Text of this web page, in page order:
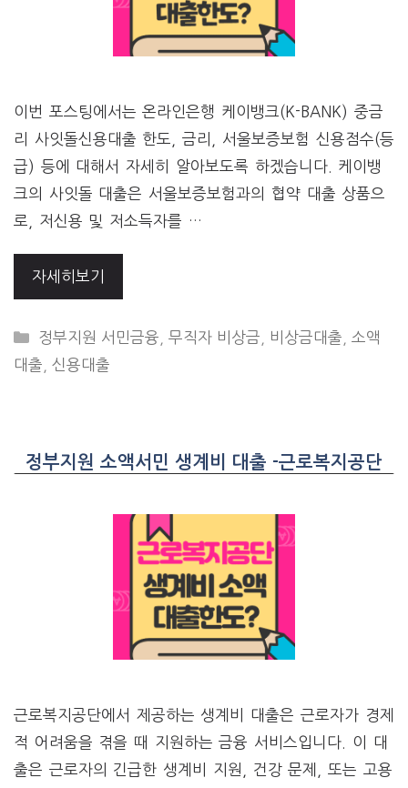
이번 포스팅에서는 온라인은행 케이뱅크(K-BANK) 중금
리 사잇돌신용대출 한도, 금리, 서울보증보험 신용점수(등
급) 등에 대해서 자세히 알아보도록 하겠습니다. 케이뱅
크의 사잇돌 대출은 서울보증보험과의 협약 대출 상품으
로, 저신용 및 저소득자를 …
자세히보기
CATEGORIES
정부지원 서민금융 ,무직자 비상금 비상금대출
소액
대출
신용대출
정부지원 소액서민 생계비 대출 -근로복지공단
근로복지공단에서 제공하는 생계비 대출은 근로자가 경제
적 어려움을 겪을 때 지원하는 금융 서비스입니다. 이 대
출은 근로자의 긴급한 생계비 지원, 건강 문제, 또는 고용